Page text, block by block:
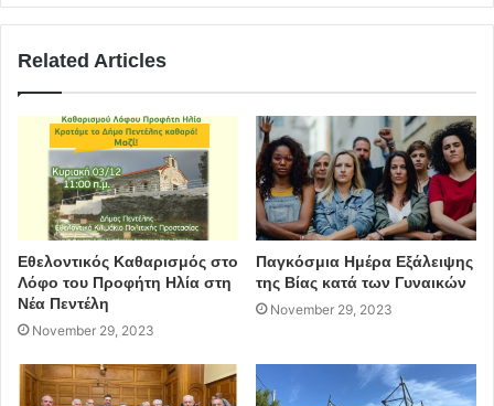
Μέγαρο Δουκίσσης Πλακεντίας
covid-19 μέτρα συναυλία
Δήμος Πεντέλης
Related Articles
Εθελοντικός Καθαρισμός στο
Λόφο του Προφήτη Ηλία στη
Νέα Πεντέλη
November 29, 2023
Παγκόσμια Ημέρα Εξάλειψης
της Βίας κατά των Γυναικών
November 29, 2023